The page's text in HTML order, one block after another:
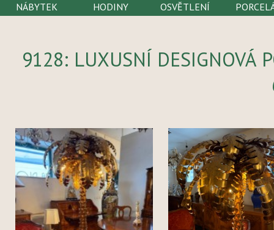
NÁBYTEK HODINY OSVĚTLENÍ
9128: LUXUSNÍ DESIGNOVÁ